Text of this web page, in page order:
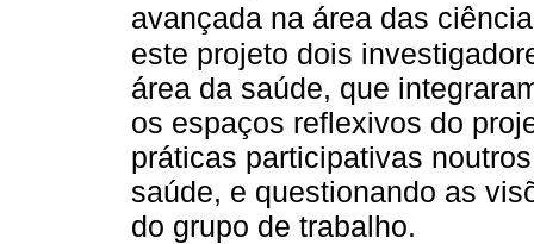
avançada na área das
este projeto dois
área da saúde, que
os espaços reflexivos do
práticas participativas
saúde, e questionando as
do grupo de trabalho.